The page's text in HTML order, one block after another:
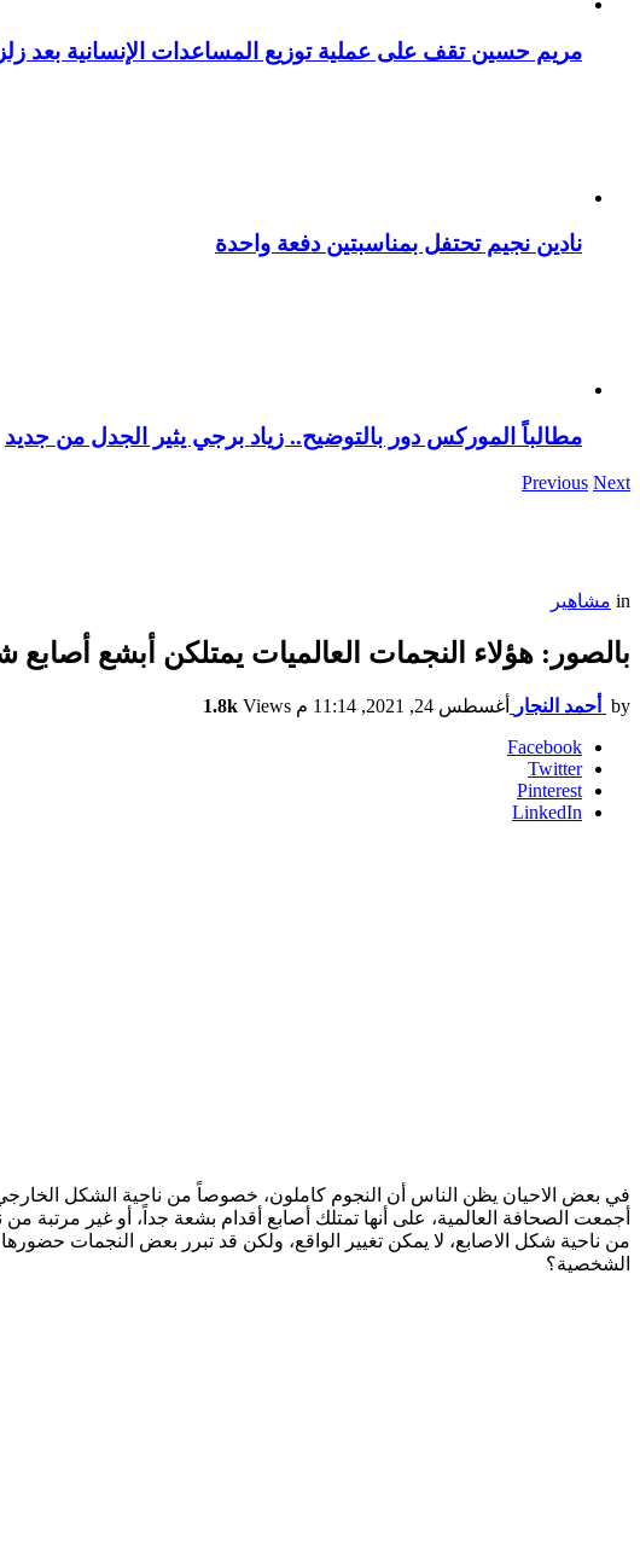
مريم حسين تقف على عملية توزيع المساعدات الإنسانية بعد
نادين نجيم تحتفل بمناسبتين دفعة واحدة
مطالباً الموركس دور بالتوضيح.. زياد برجي يثير الجدل من جديد
Previous Next
in مشاهير
بالصور: هؤلاء النجمات العالميات يمتلكن أبشع
by أحمد النجار أغسطس 24, 2021, 11:14 م 1.8k Views
Facebook
Twitter
Pinterest
LinkedIn
في بعض الاحيان يظن الناس أن النجوم كاملون، خصوصاً من ناحية الشكل
أجمعت الصحافة العالمية، على أنها تمتلك أصابع أقدام بشعة جداً، أو غير مرتبة من
من ناحية شكل الاصابع، لا يمكن تغيير الواقع، ولكن قد تبرر بعض النجمات
الشخصية؟